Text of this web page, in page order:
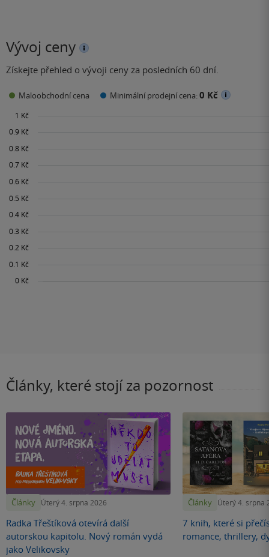
Vývoj ceny
Získejte přehled o vývoji ceny za posledních 60 dní.
Maloobchodní cena Minimální prodejní cena:0 Kč
Články, které stojí za pozornost
Články Úterý 4. srpna 2026
Radka Třeštíková otevírá další
autorskou kapitolu. Nový román vydá
jako Velikovsky
Články Úterý 4. srpna
7 knih, které si
romance, thrillery,